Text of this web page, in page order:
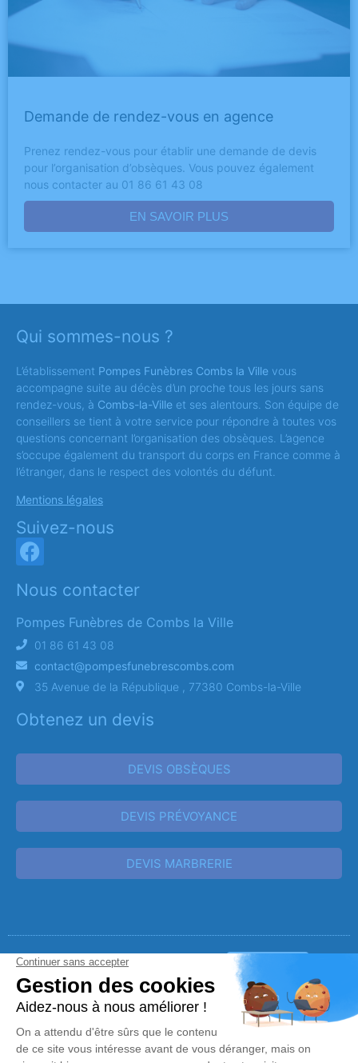
Demande de rendez-vous en agence
Prenez rendez-vous pour établir une demande de devis
pour l’organisation d’obsèques. Vous pouvez également
nous contacter au 01 86 61 43 08
EN SAVOIR PLUS
Qui sommes-nous ?
L’établissement Pompes Funèbres Combs la Ville vous
accompagne suite au décès d’un proche tous les jours sans
rendez-vous, à Combs-la-Ville et ses alentours. Son équipe de
conseillers se tient à votre service pour répondre à toutes vos
questions concernant l’organisation des obsèques. L’agence
s’occupe également du transport du corps en France comme à
l’étranger, dans le respect des volontés du défunt.
Mentions légales
Suivez-nous
Nous contacter
Pompes Funèbres de Combs la Ville
01 86 61 43 08
contact@pompesfunebrescombs.com
35 Avenue de la République , 77380 Combs-la-Ville
Obtenez un devis
DEVIS OBSÈQUES
DEVIS PRÉVOYANCE
DEVIS MARBRERIE
Réalisation et référencement par